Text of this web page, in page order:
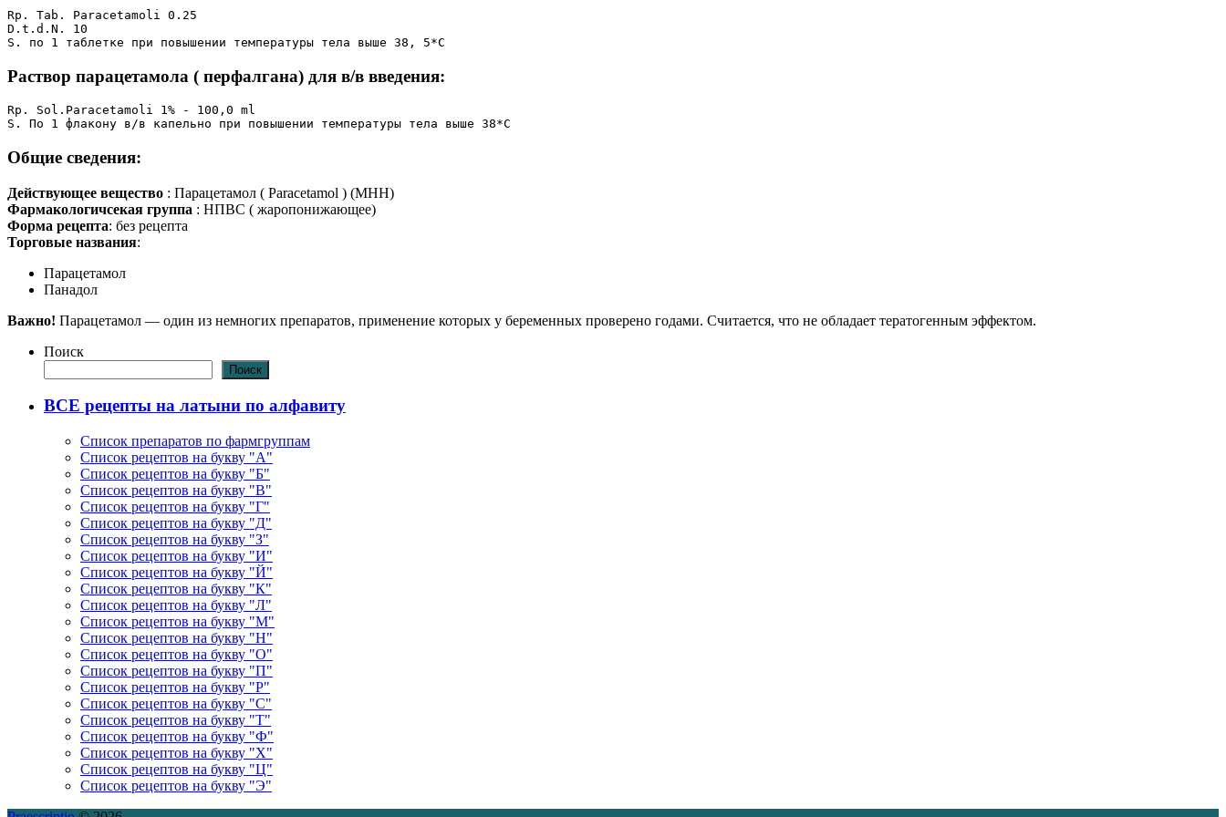
Rp. Tab. Paracetamoli 0.25
D.t.d.N. 10
S. по 1 таблетке при повышении температуры тела выше 38, 5*С
Раствор парацетамола ( перфалгана) для в/в введения:
Rp. Sol.Paracetamoli 1% - 100,0 ml
S. По 1 флакону в/в капельно при повышении температуры тела выше 38*С
Общие сведения:
Действующее вещество : Парацетамол ( Paracetamol ) (МНН)
Фармакологичсекая группа : НПВС ( жаропонижающее)
Форма рецепта: без рецепта
Торговые названия:
Парацетамол
Панадол
Важно! Парацетамол — один из немногих препаратов, применение которых у беременных проверено годами. Считается, что не обладает тератогенным эффектом.
Поиск
Поиск
ВСЕ рецепты на латыни по алфавиту
Список препаратов по фармгруппам
Список рецептов на букву "А"
Список рецептов на букву "Б"
Список рецептов на букву "В"
Список рецептов на букву "Г"
Список рецептов на букву "Д"
Список рецептов на букву "З"
Список рецептов на букву "И"
Список рецептов на букву "Й"
Список рецептов на букву "К"
Список рецептов на букву "Л"
Список рецептов на букву "М"
Список рецептов на букву "Н"
Список рецептов на букву "О"
Список рецептов на букву "П"
Список рецептов на букву "Р"
Список рецептов на букву "С"
Список рецептов на букву "Т"
Список рецептов на букву "Ф"
Список рецептов на букву "Х"
Список рецептов на букву "Ц"
Список рецептов на букву "Э"